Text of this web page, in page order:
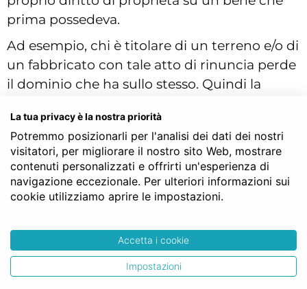
prima possedeva.
Ad esempio, chi è titolare di un terreno e/o di
un fabbricato con tale atto di rinuncia perde
il dominio che ha sullo stesso. Quindi la
intende dismettere un proprio diritto su un
qualsiasi bene mobile o immobile, con la
differenza, come precisato sopra che per i
beni mobili non è necessario alcun atto
formale, mente per i beni immobili sarà
Che documenti occorrono?
La tua privacy è la nostra priorità
Potremmo posizionarli per l'analisi dei dati dei nostri
visitatori, per migliorare il nostro sito Web, mostrare
contenuti personalizzati e offrirti un'esperienza di
navigazione eccezionale. Per ulteriori informazioni sui
cookie utilizziamo aprire le impostazioni.
Accetta i cookie
Impostazioni